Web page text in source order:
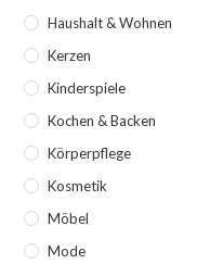
Haushalt & Wohnen
Kerzen
Kinderspiele
Kochen & Backen
Körperpflege
Kosmetik
Möbel
Mode